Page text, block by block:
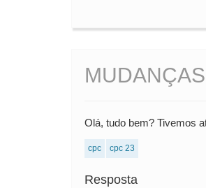
Olá, tudo bem? Tivemos
cpc cpc 23
Resposta